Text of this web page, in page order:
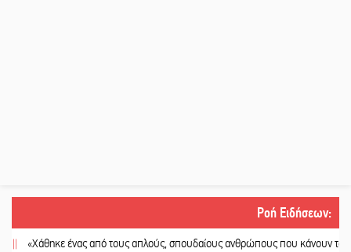
Ροή Ειδήσεων:
ένας από τους απλούς, σπουδαίους ανθρώπους που κάνουν τον κόσμο